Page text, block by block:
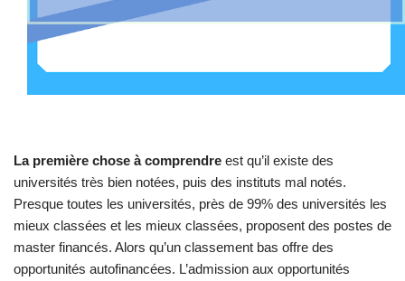
La première chose à comprendre est qu’il existe des
universités très bien notées, puis des instituts mal notés.
Presque toutes les universités, près de 99% des universités les
mieux classées et les mieux classées, proposent des postes de
master financés. Alors qu’un classement bas offre des
opportunités autofinancées. L’admission aux opportunités